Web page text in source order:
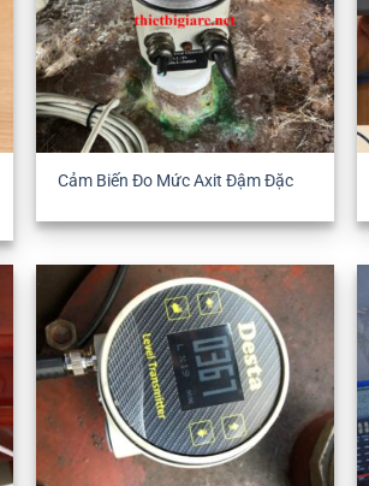
Cảm Biến Đo Mức Axit Đậm Đặc